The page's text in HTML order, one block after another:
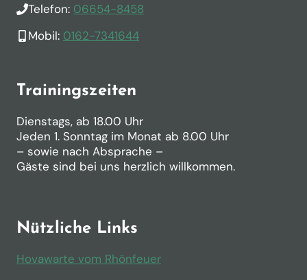
Telefon: 06654-8458
Mobil: 0162-7341644
Trainingszeiten
Dienstags, ab 18.00 Uhr
Jeden 1. Sonntag im Monat ab 8.00 Uhr
– sowie nach Absprache –
Gäste sind bei uns herzlich willkommen.
Nützliche Links
Hovawarte vom Rhönfeuer